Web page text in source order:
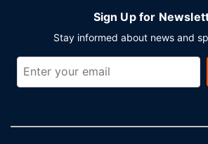
Sign Up for
Stay informed about news and